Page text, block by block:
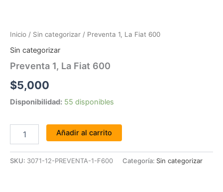
Inicio / Sin categorizar / Preventa 1, La Fiat 600
Sin categorizar
Preventa 1, La Fiat 600
$5,000
Disponibilidad: 55 disponibles
Añadir al carrito
SKU: 3071-12-PREVENTA-1-F600 Categoría: Sin categorizar